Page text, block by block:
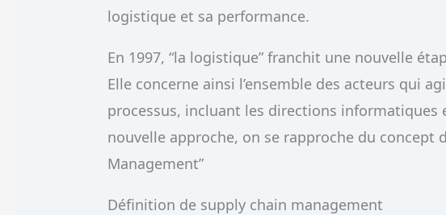
logistique et sa performance.
En 1997, “la logistique” franchit une nouvelle
Elle concerne ainsi l’ensemble des acteurs qui
processus, incluant les directions informatiques
nouvelle approche, on se rapproche du concept
Management”
Définition de supply chain management